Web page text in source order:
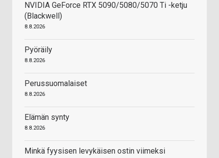
NVIDIA GeForce RTX 5090/5080/5070 Ti -ketju
(Blackwell)
8.8.2026
Pyöräily
8.8.2026
Perussuomalaiset
8.8.2026
Elämän synty
8.8.2026
Minkä fyysisen levykäisen ostin viimeksi